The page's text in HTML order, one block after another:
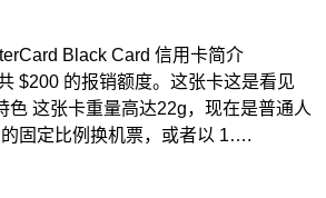
Black Card 信用卡简介
$200 的报销额度。这张卡这是看见
这张卡重量高达22g，现在是普通人
固定比例换机票，或者以 1….